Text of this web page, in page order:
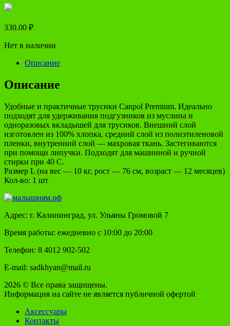
330.00 ₽
Нет в наличии
Описание
Описание
Удобные и практичные трусики Canpol Premium. Идеально
подходят для удерживания подгузников из муслина и
одноразовых вкладышей для трусиков. Внешний слой
изготовлен из 100% хлопка, средний слой из полиэтиленовой
пленки, внутренний слой — махровая ткань. Застегиваются
при помощи липучки. Подходят для машинной и ручной
стирки при 40 C.
Размер L (на вес — 10 кг, рост — 76 см, возраст — 12 месяцев)
Кол-во: 1 шт
Адрес: г. Калининград, ул. Ульяны Громовой 7
Время работы: ежедневно с 10:00 до 20:00
Телефон: 8 4012 902-502
E-mail: sadkhyan@mail.ru
2026 © Все права защищены.
Информация на сайте не является публичной офертой
Аксессуары
Контакты